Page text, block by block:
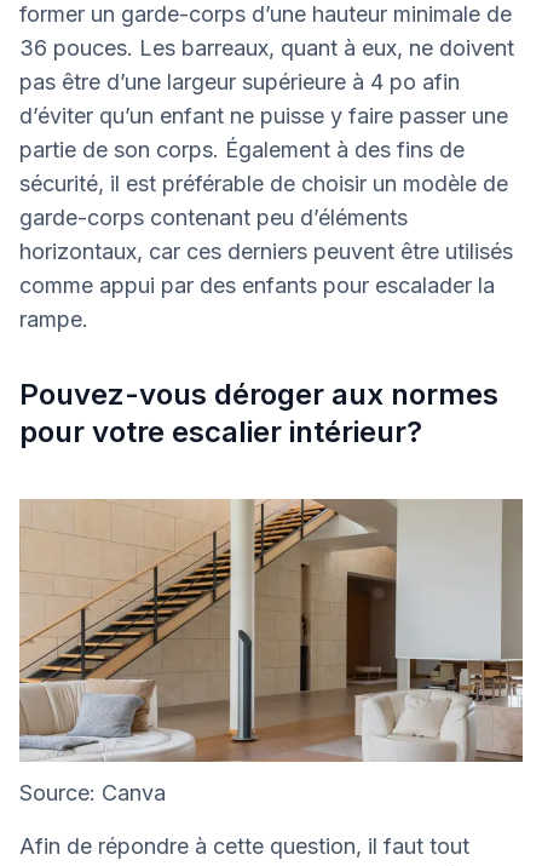
former un garde-corps d’une hauteur minimale de
36 pouces. Les barreaux, quant à eux, ne doivent
pas être d’une largeur supérieure à 4 po afin
d’éviter qu’un enfant ne puisse y faire passer une
partie de son corps. Également à des fins de
sécurité, il est préférable de choisir un modèle de
garde-corps contenant peu d’éléments
horizontaux, car ces derniers peuvent être utilisés
comme appui par des enfants pour escalader la
rampe.
Pouvez-vous déroger aux normes
pour votre escalier intérieur?
Source: Canva
Afin de répondre à cette question, il faut tout